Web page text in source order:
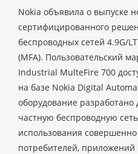
Nokia объявила о выпуске
сертифицированного
беспроводных сетей 4.9G/
(MFA). Пользовательский
Industrial MulteFire 700
на базе Nokia Digital
оборудование разработано
частную беспроводную
использования совершенно
потребителей,